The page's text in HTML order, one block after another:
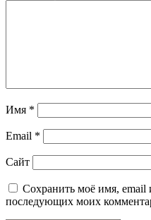
Имя *
Email *
Сайт
Сохранить моё имя, email
последующих моих